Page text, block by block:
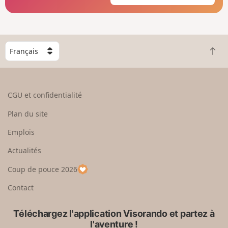
C
h
o
e
u
p
a
R
e
CGU et confidentialité
Plan du site
Emplois
Actualités
Coup de pouce 2026
Contact
Téléchargez l'application Visorando et partez à
l'aventure !